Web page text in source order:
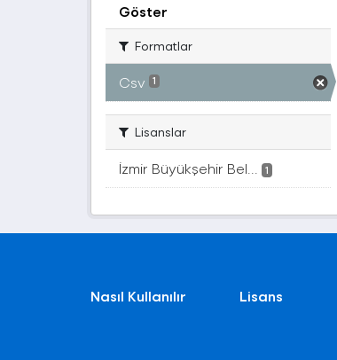
Göster
Formatlar
Csv 1
Lisanslar
İzmir Büyükşehir Bel... 1
Nasıl Kullanılır Lisans